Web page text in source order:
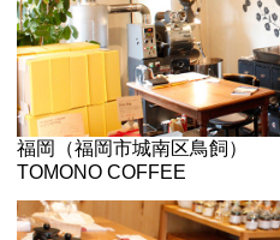
福岡（福岡市城南区鳥飼）
TOMONO COFFEE